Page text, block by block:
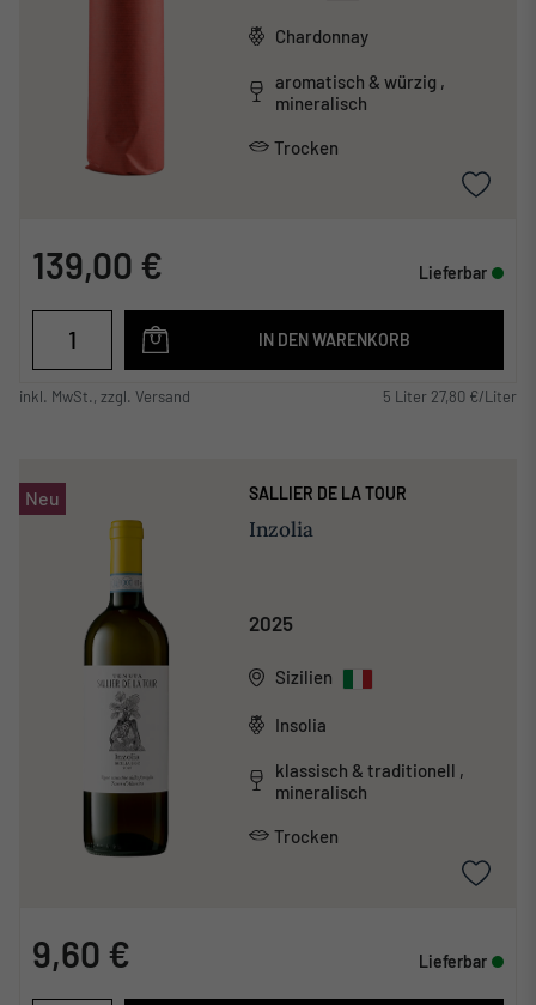
Chardonnay
aromatisch & würzig ,
mineralisch
Trocken
139,00 € Lieferbar
IN DEN WARENKORB
inkl. MwSt., zzgl. Versand 5 Liter 27,80 €/Liter
Neu SALLIER DE LA TOUR
Inzolia
2025
Sizilien
Insolia
klassisch & traditionell ,
mineralisch
Trocken
9,60 € Lieferbar